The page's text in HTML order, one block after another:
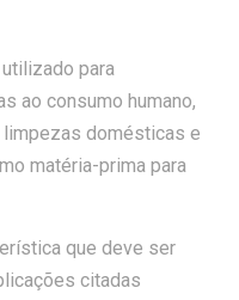
para
ao consumo humano,
domésticas e
matéria-prima para
que deve ser
citadas